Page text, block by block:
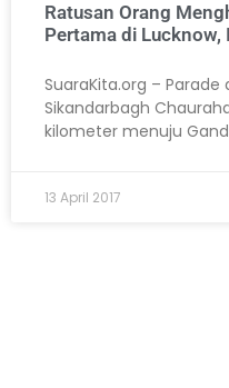
Ratusan Orang
Pertama di Lucknow,
SuaraKita.org –
Sikandarbagh
kilometer menuju
13 April 2017